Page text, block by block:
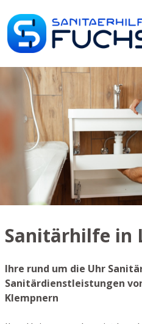
Sanitärhilfe in
Ihre rund um die Uhr
Sanitärdienstleistungen
Klempnern